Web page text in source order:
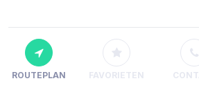
ROUTEPLAN FAVORIETEN